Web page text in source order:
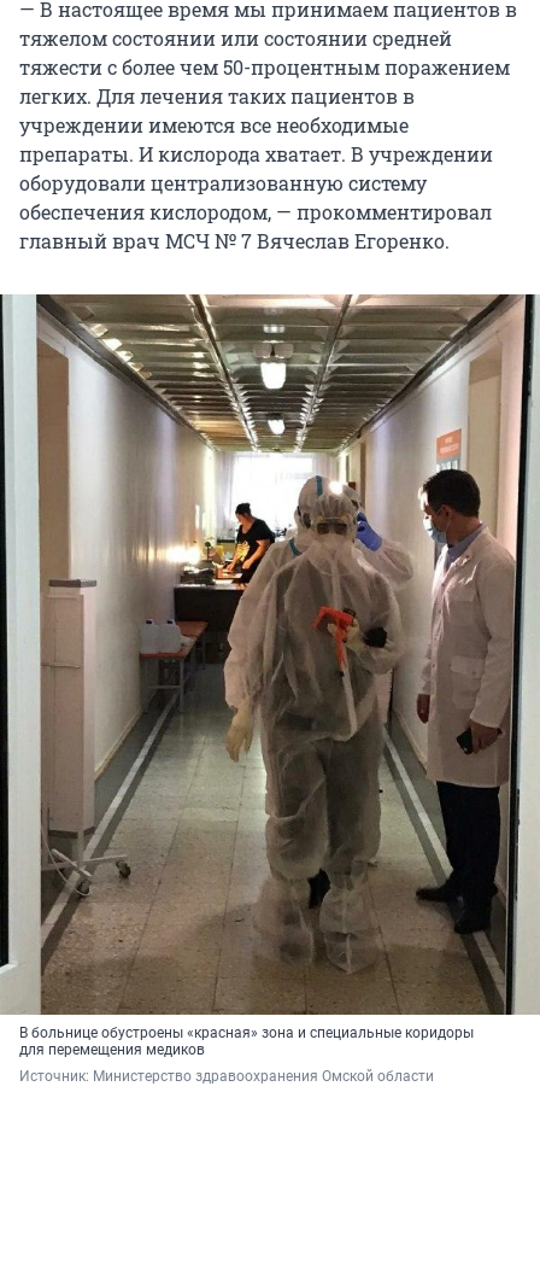
— В настоящее время мы принимаем пациентов в
тяжелом состоянии или состоянии средней
тяжести с более чем 50-процентным поражением
легких. Для лечения таких пациентов в
учреждении имеются все необходимые
препараты. И кислорода хватает. В учреждении
оборудовали централизованную систему
обеспечения кислородом, — прокомментировал
главный врач МСЧ № 7 Вячеслав Егоренко.
В больнице обустроены «красная» зона и специальные коридоры
для перемещения медиков
Источник: Министерство здравоохранения Омской области